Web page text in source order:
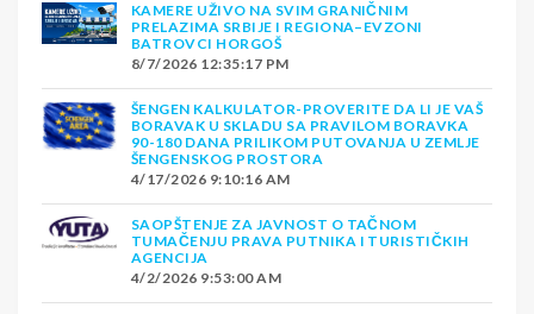
KAMERE UŽIVO NA SVIM GRANIČNIM
PRELAZIMA SRBIJE I REGIONA–EVZONI
BATROVCI HORGOŠ
8/7/2026 12:35:17 PM
ŠENGEN KALKULATOR-PROVERITE DA LI JE VAŠ
BORAVAK U SKLADU SA PRAVILOM BORAVKA
90-180 DANA PRILIKOM PUTOVANJA U ZEMLJE
ŠENGENSKOG PROSTORA
4/17/2026 9:10:16 AM
SAOPŠTENJE ZA JAVNOST O TAČNOM
TUMAČENJU PRAVA PUTNIKA I TURISTIČKIH
AGENCIJA
4/2/2026 9:53:00 AM